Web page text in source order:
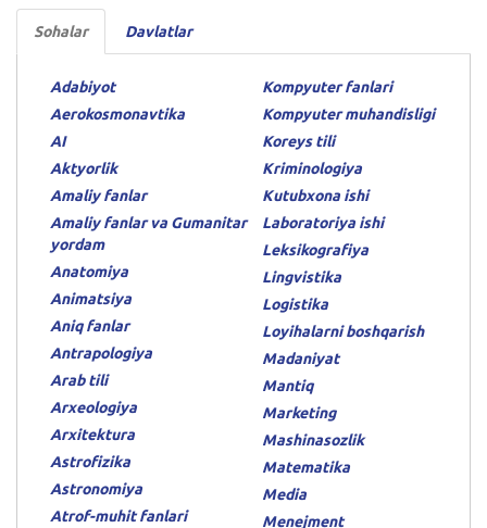
Sohalar Davlatlar
Adabiyot
Aerokosmonavtika
AI
Aktyorlik
Amaliy fanlar
Amaliy fanlar va Gumanitar
yordam
Anatomiya
Animatsiya
Aniq fanlar
Antrapologiya
Arab tili
Arxeologiya
Arxitektura
Astrofizika
Astronomiya
Atrof-muhit fanlari
Kompyuter fanlari
Kompyuter muhandisligi
Koreys tili
Kriminologiya
Kutubxona ishi
Laboratoriya ishi
Leksikografiya
Lingvistika
Logistika
Loyihalarni boshqarish
Madaniyat
Mantiq
Marketing
Mashinasozlik
Matematika
Media
Menejment